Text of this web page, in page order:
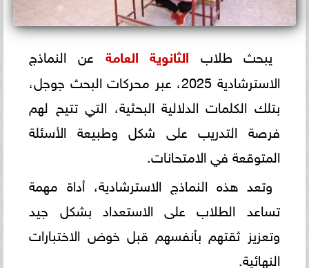
يبحث طلاب الثانوية العامة عن النماذج
الاسترشادية 2025، عبر محركات البحث جوجل،
بتلك الكلمات الدلالية البحثية، التي تتيح لهم
فرصة التدريب على شكل وطبيعة الأسئلة
المتوقعة في الامتحانات.
وتعد هذه النماذج الاسترشادية، أداة مهمة
تساعد الطلاب على الاستعداد بشكل جيد
وتعزيز ثقتهم بأنفسهم قبل خوض الاختبارات
النهائية.